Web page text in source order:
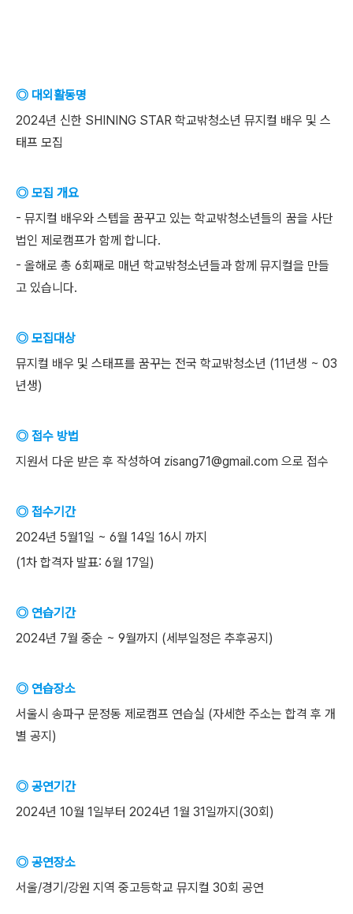
◎ 대외활동명
2024년 신한 SHINING STAR 학교밖청소년 뮤지컬 배우 및 스
태프 모집
◎ 모집 개요
- 뮤지컬 배우와 스텝을 꿈꾸고 있는 학교밖청소년들의 꿈을 사단
법인 제로캠프가 함께 합니다.
- 올해로 총 6회째로 매년 학교밖청소년들과 함께 뮤지컬을 만들
고 있습니다.
◎ 모집대상
뮤지컬 배우 및 스태프를 꿈꾸는 전국 학교밖청소년 (11년생 ~ 03
년생)
◎ 접수 방법
지원서 다운 받은 후 작성하여 zisang71@gmail.com 으로 접수
◎ 접수기간
2024년 5월1일 ~ 6월 14일 16시 까지
(1차 합격자 발표: 6월 17일)
◎ 연습기간
2024년 7월 중순 ~ 9월까지 (세부일정은 추후공지)
◎ 연습장소
서울시 송파구 문정동 제로캠프 연습실 (자세한 주소는 합격 후 개
별 공지)
◎ 공연기간
2024년 10월 1일부터 2024년 1월 31일까지(30회)
◎ 공연장소
서울/경기/강원 지역 중고등학교 뮤지컬 30회 공연